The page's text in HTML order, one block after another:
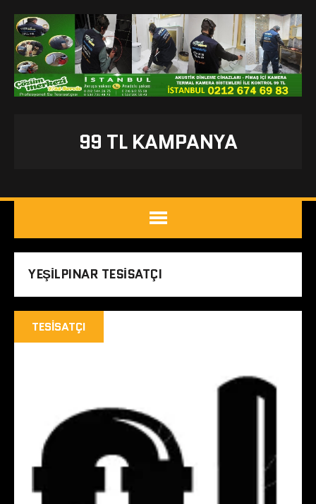
99 TL KAMPANYA
YEŞILPINAR TESISATÇI
TESISATÇI